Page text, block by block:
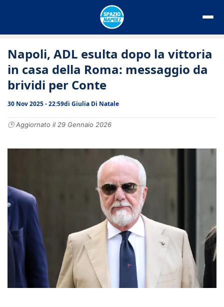
Napoli, ADL esulta dopo la vittoria
in casa della Roma: messaggio da
brividi per Conte
30 Nov 2025 - 22:59di Giulia Di Natale
🕑 Aggiornato il 29 Gennaio 2026